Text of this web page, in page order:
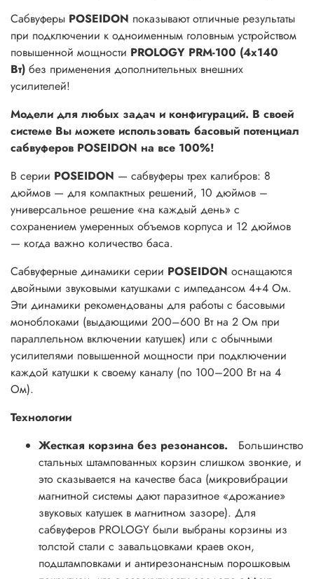
Сабвуферы POSEIDON показывают отличные результаты
при подключении к одноименным головным устройством
повышенной мощности PROLOGY PRM-100 (4х140
Вт) без применения дополнительных внешних
усилителей!
Модели для любых задач и конфигураций. В своей
системе Вы можете использовать басовый потенциал
сабвуферов POSEIDON на все 100%!
В серии POSEIDON — сабвуферы трех калибров: 8
дюймов — для компактных решений, 10 дюймов –
универсальное решение «на каждый день» с
сохранением умеренных объемов корпуса и 12 дюймов
— когда важно количество баса.
Сабвуферные динамики серии POSEIDON оснащаются
двойными звуковыми катушками с импедансом 4+4 Ом.
Эти динамики рекомендованы для работы с басовыми
моноблоками (выдающими 200–600 Вт на 2 Ом при
параллельном включении катушек) или с обычными
усилителями повышенной мощности при подключении
каждой катушки к своему каналу (по 100–200 Вт на 4
Ом).
Технологии
Жесткая корзина без резонансов. Большинство
стальных штампованных корзин слишком звонкие, и
это сказывается на качестве баса (микровибрации
магнитной системы дают паразитное «дрожание»
звуковых катушек в магнитном зазоре). Для
сабвуферов PROLOGY были выбраны корзины из
толстой стали с завальцовками краев окон,
подштамповками и антирезонансным порошковым